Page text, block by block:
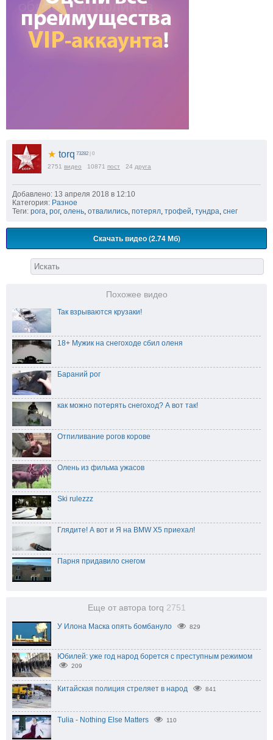
★ torq 73282 | 0
2751 видео 10871 пост 24 друга
Добавлено: 13 апреля 2018 в 12:10
Категория: Разное
Теги: рога рог, олень отвалились потерял трофей тундра снег
Скачать видео (2.74 Мб)
Похожее видео
Так взрываются крузаки!
18+ Мужик на снегоходе сбил оленя
Бараний рог
как можно потерять снегоход? А вот так!
Отпиливание рогов корове
Олень из фильма ужасов
Ski rulezzz
Глядите! А вот и Я на BMW X5 приехал!
Парня придавило снегом
Еще от автора torq 2751
У Илона Маска опять бомбануло 829
Юбилей: уже год народ борется с преступным режимом
209
Китайская полиция стреляет в народ 841
Tulia - Nothing Else Matters 110